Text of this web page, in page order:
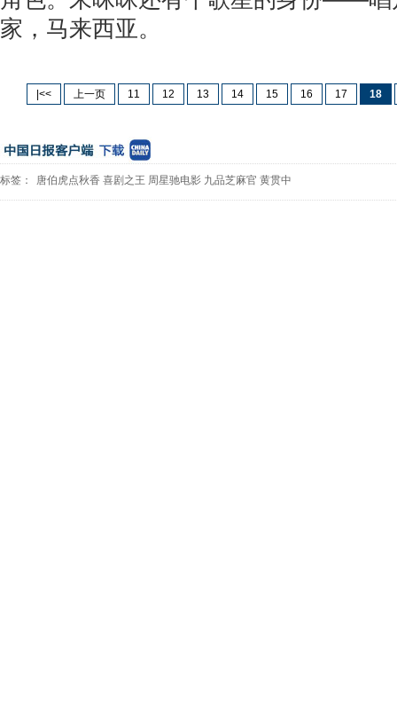
家，马来西亚。
|<< 上一页 11 12 13 14 15 16 17 18
标签： 唐伯虎点秋香 喜剧之王 周星驰电影 九品芝麻官 黄贯中